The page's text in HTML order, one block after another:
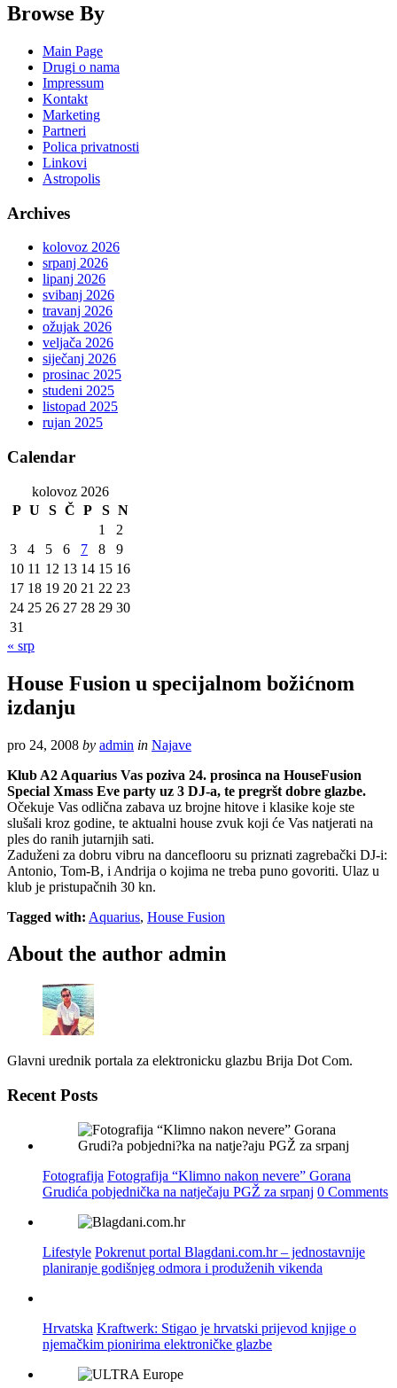
Browse By
Main Page
Drugi o nama
Impressum
Kontakt
Marketing
Partneri
Polica privatnosti
Linkovi
Astropolis
Archives
kolovoz 2026
srpanj 2026
lipanj 2026
svibanj 2026
travanj 2026
ožujak 2026
veljača 2026
siječanj 2026
prosinac 2025
studeni 2025
listopad 2025
rujan 2025
Calendar
kolovoz 2026
P U S Č P S N
1
2
3
4 5 6 7 8
9
10 11 12 13 14 15 16
17 18 19 20 21 22 23
24 25 26 27 28 29 30
31
« srp
House Fusion u specijalnom božićnom
izdanju
pro 24, 2008 by admin in Najave
Klub A2 Aquarius Vas poziva 24. prosinca na HouseFusion
Special Xmass Eve party uz 3 DJ-a, te pregršt dobre glazbe.
Očekuje Vas odlična zabava uz brojne hitove i klasike koje ste
slušali kroz godine, te aktualni house zvuk koji će Vas natjerati na
ples do ranih jutarnjih sati.
Zaduženi za dobru vibru na danceflooru su priznati zagrebački DJ-i:
Antonio, Tom-B, i Andrija o kojima ne treba puno govoriti. Ulaz u
klub je pristupačnih 30 kn.
Tagged with: Aquarius, House Fusion
About the author admin
Glavni urednik portala za elektronicku glazbu Brija Dot Com.
Recent Posts
Fotografija Fotografija “Klimno nakon nevere” Gorana
Grudića pobjednička na natječaju PGŽ za srpanj 0 Comments
Lifestyle Pokrenut portal Blagdani.com.hr – jednostavnije
planiranje godišnjeg odmora i produženih vikenda
Hrvatska Kraftwerk: Stigao je hrvatski prijevod knjige o
njemačkim pionirima elektroničke glazbe